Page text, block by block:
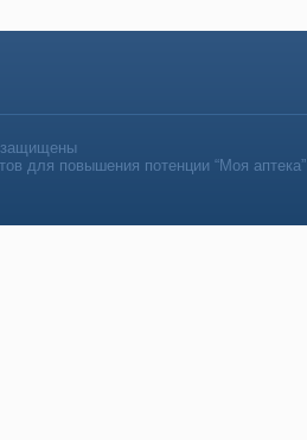
защищены
для повышения потенции “Моя